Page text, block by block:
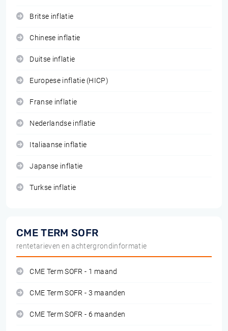
Britse inflatie
Chinese inflatie
Duitse inflatie
Europese inflatie (HICP)
Franse inflatie
Nederlandse inflatie
Italiaanse inflatie
Japanse inflatie
Turkse inflatie
CME TERM SOFR
rentetarieven en achtergrondinformatie
CME Term SOFR - 1 maand
CME Term SOFR - 3 maanden
CME Term SOFR - 6 maanden